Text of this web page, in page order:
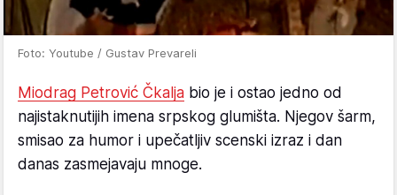
Foto: Youtube / Gustav Prevareli
Miodrag Petrović Čkalja bio je i ostao jedno od
najistaknutijih imena srpskog glumišta. Njegov šarm,
smisao za humor i upečatljiv scenski izraz i dan
danas zasmejavaju mnoge.